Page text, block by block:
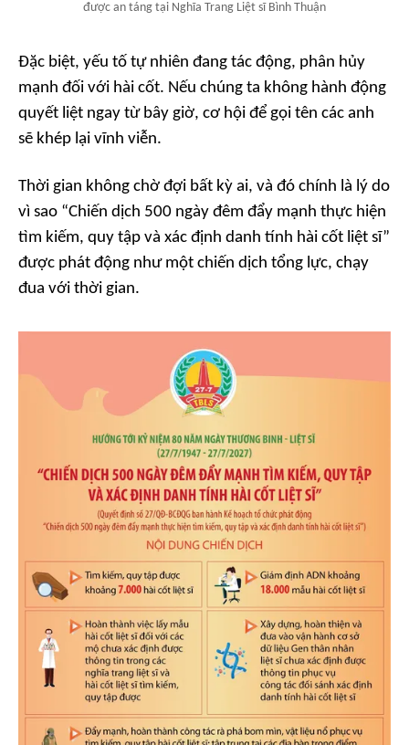
được an táng tại Nghĩa Trang Liệt sĩ Bình Thuận
Đặc biệt, yếu tố tự nhiên đang tác động, phân hủy
mạnh đối với hài cốt. Nếu chúng ta không hành động
quyết liệt ngay từ bây giờ, cơ hội để gọi tên các anh
sẽ khép lại vĩnh viễn.
Thời gian không chờ đợi bất kỳ ai, và đó chính là lý do
vì sao “Chiến dịch 500 ngày đêm đẩy mạnh thực hiện
tìm kiếm, quy tập và xác định danh tính hài cốt liệt sĩ”
được phát động như một chiến dịch tổng lực, chạy
đua với thời gian.